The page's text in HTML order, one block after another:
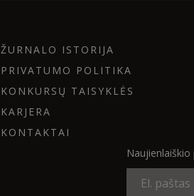
ŽURNALO ISTORIJA
PRIVATUMO POLITIKA
KONKURSŲ TAISYKLĖS
KARJERA
KONTAKTAI